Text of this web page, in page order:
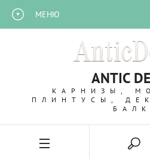
МЕНЮ
ANTIC
КАРНИЗЫ,
ПЛИНТУСЫ,